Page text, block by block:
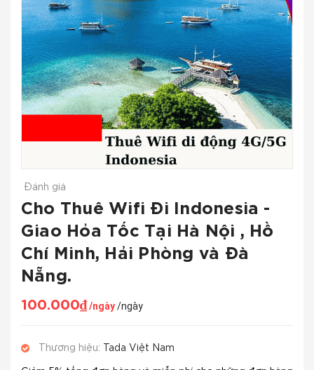
Đánh giá
Cho Thuê Wifi Đi Indonesia -
Giao Hỏa Tốc Tại Hà Nội , Hồ
Chí Minh, Hải Phòng và Đà
Nẵng.
100.000₫/ngày/ngày
Thương hiệu: Tada Việt Nam